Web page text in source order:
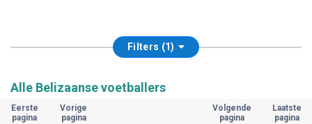
Filters (1)
Alle Belizaanse voetballers
Eerste
pagina
Vorige
pagina
Volgende
pagina
Laatste
pagina